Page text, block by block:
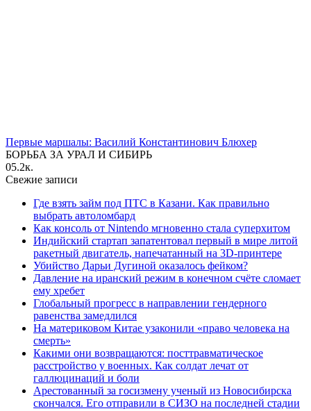
Первые маршалы: Василий Константинович Блюхер
БОРЬБА ЗА УРАЛ И СИБИРЬ
05.2к.
Свежие записи
Где взять займ под ПТС в Казани. Как правильно
выбрать автоломбард
Как консоль от Nintendo мгновенно стала суперхитом
Индийский стартап запатентовал первый в мире литой
ракетный двигатель, напечатанный на 3D-принтере
Убийство Дарьи Дугиной оказалось фейком?
Давление на иранский режим в конечном счёте сломает
ему хребет
Глобальный прогресс в направлении гендерного
равенства замедлился
На материковом Китае узаконили «право человека на
смерть»
Какими они возвращаются: посттравматическое
расстройство у военных. Как солдат лечат от
галлюцинаций и боли
Арестованный за госизмену ученый из Новосибирска
скончался. Его отправили в СИЗО на последней стадии